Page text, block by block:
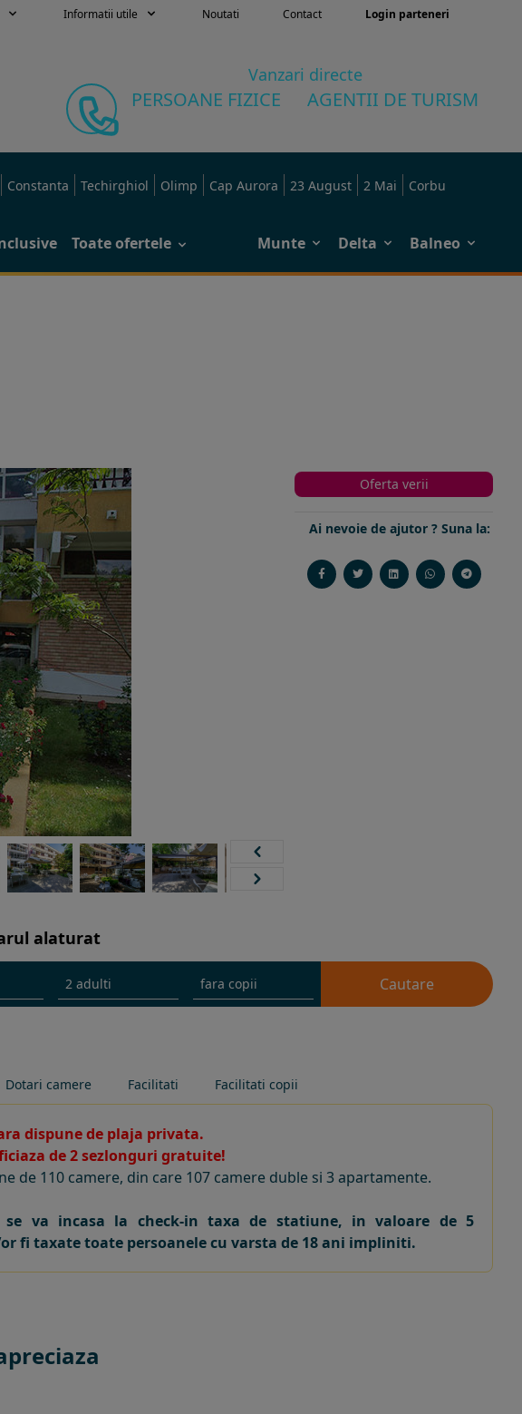
Informatii utile Noutati Contact Login parteneri
Vanzari directe
PERSOANE FIZICE AGENTII DE TURISM
Constanta Techirghiol Olimp Cap Aurora 23 August 2 Mai
Corbu
Toate ofertele Munte Delta Balneo
Oferta verii
Ai nevoie de ajutor ? Suna la:
alaturat
Cautare
Dotari camere Facilitati Facilitati copii
dispune de plaja privata.
de 2 sezlonguri gratuite!
de 110 camere, din care 107 camere duble si 3 apartamente.
se va incasa la check-in taxa de statiune, in valoare de 5
fi taxate toate persoanele cu varsta de 18 ani impliniti.